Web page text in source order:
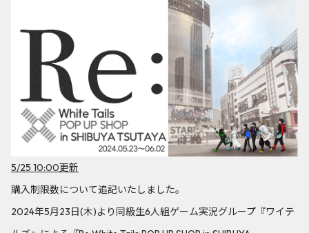
5/25 10:00更新
購入制限数について追記いたしました。
2024年5月23日(木)より同級生6人組ゲーム実況グループ『ワイテ